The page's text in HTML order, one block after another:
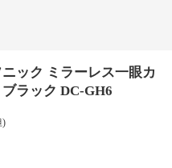
ック ミラーレス一眼カ
ラック DC-GH6
)